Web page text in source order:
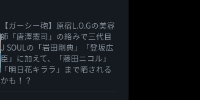
【ガーシー砲】原宿L.O.Gの美容
師「唐澤憲司」の絡みで三代目
J SOULの「岩田剛典」「登坂広
臣」に加えて、「藤田ニコル」
「明日花キララ」まで晒される
かも！？